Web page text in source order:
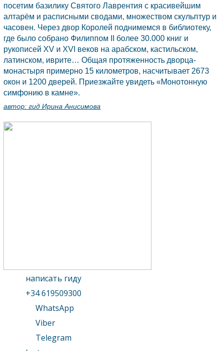
посетим базилику Святого Лаврентия с красивейшим
алтарём и расписными сводами, множеством скульптур и
часовен. Через двор Королей поднимемся в библиотеку,
где было собрано Филиппом II более 30.000 книг и
рукописей XV и XVI веков на арабском, кастильском,
латинском, иврите… Общая протяженность дворца-
монастыря примерно 15 километров, насчитывает 2673
окон и 1200 дверей. Приезжайте увидеть «Монотонную
симфонию в камне».
автор: гид Ирина Анисимова
написать гиду
+34 619509300
WhatsApp
Viber
Telegram